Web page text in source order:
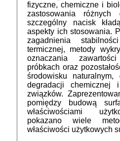
fizyczne, chemiczne i
zastosowania różnych
szczególny nacisk
aspekty ich stosowania.
zagadnienia
termicznej, metody
oznaczania
próbkach oraz
środowisku naturalnym,
degradacji chemicznej
związków.
pomiędzy budową
właściwościami
pokazano wiele
właściwości użytkowych